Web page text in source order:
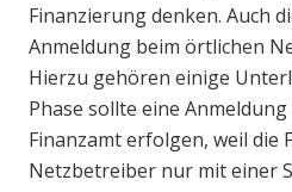
Finanzierung denken. Auch
Anmeldung beim örtlichen
Hierzu gehören einige
Phase sollte eine
Finanzamt erfolgen, weil die
Netzbetreiber nur mit einer